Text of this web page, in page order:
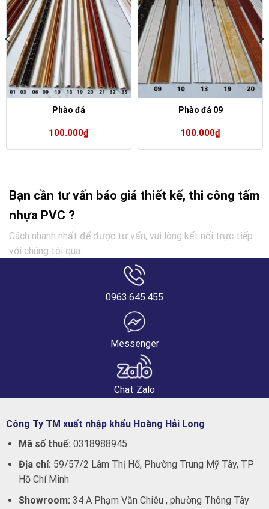
Phào đá
100.000₫
Phào đá 09
100.000₫
Bạn cần tư vấn báo giá thiết kế, thi công tấm
nhựa PVC ?
Cách nhanh nhất để được tư vấn, vui lòng kết nối trực tiếp
với chúng tôi qua:
0963.645.455
Messenger
Chat Zalo
Công Ty TM xuất nhập khẩu Hoàng Hải Long
Mã số thuế: 0318988945
Địa chỉ: 59/57/2 Lâm Thị Hố, Phường Trung Mỹ Tây, TP
Hồ Chí Minh
Showroom: 34 A Phạm Văn Chiêu , phường Thông Tây